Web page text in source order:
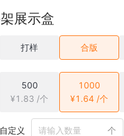
展示盒
打样 合版
500
¥1.83 /个
1000
¥1.64 /个
自定义 个